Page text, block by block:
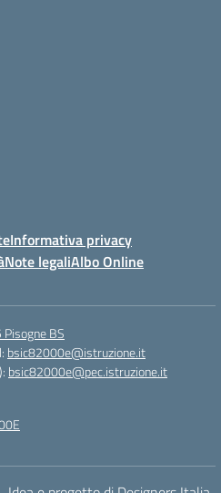
Informativa privacy
Note legaliAlbo Online
BS
bsic82000e@istruzione.it
bsic82000e@pec.istruzione.it